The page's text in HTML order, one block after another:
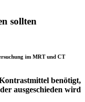
sollten
im MRT und CT
benö­tigt,
aus­­geschieden wird